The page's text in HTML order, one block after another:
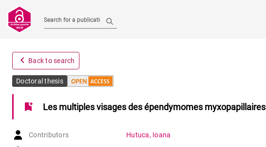
Search for a publication
navigate_before Back to search
Doctoral thesis
bookmark_add Les multiples visages des épendymomes myxopapillaires
Contributors Hutuca, Ioana